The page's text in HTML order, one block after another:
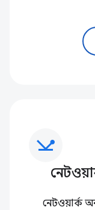
network_ping
নেটওয়ার্ক